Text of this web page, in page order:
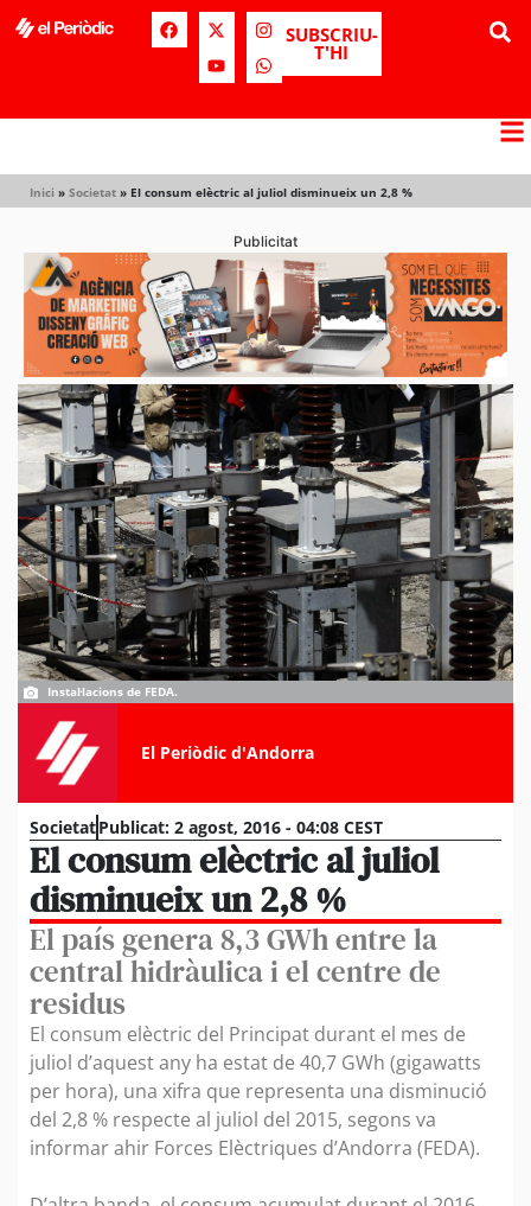
SUBSCRIU-
T'HI
Inici » Societat » El consum elèctric al juliol disminueix un 2,8 %
Publicitat
Instal·lacions de FEDA.
El Periòdic d'Andorra
SocietatPublicat: 2 agost, 2016 - 04:08 CEST
El consum elèctric al juliol
disminueix un 2,8 %
El país genera 8,3 GWh entre la
central hidràulica i el centre de
residus
El consum elèctric del Principat durant el mes de
juliol d’aquest any ha estat de 40,7 GWh (gigawatts
per hora), una xifra que representa una disminució
del 2,8 % respecte al juliol del 2015, segons va
informar ahir Forces Elèctriques d’Andorra (FEDA).